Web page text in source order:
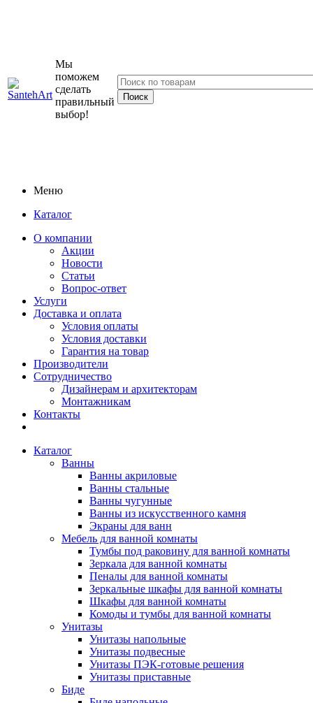
Мы
поможем
сделать
правильный
выбор!
Меню
Каталог
О компании
Акции
Новости
Статьи
Вопрос-ответ
Услуги
Доставка и оплата
Условия оплаты
Условия доставки
Гарантия на товар
Производители
Сотрудничество
Дизайнерам и архитекторам
Монтажникам
Контакты
Каталог
Ванны
Ванны акриловые
Ванны стальные
Ванны чугунные
Ванны из искусственного камня
Экраны для ванн
Мебель для ванной комнаты
Тумбы под раковину для ванной комнаты
Зеркала для ванной комнаты
Пеналы для ванной комнаты
Зеркальные шкафы для ванной комнаты
Шкафы для ванной комнаты
Комоды и тумбы для ванной комнаты
Унитазы
Унитазы напольные
Унитазы подвесные
Унитазы ПЭК-готовые решения
Унитазы приставные
Биде